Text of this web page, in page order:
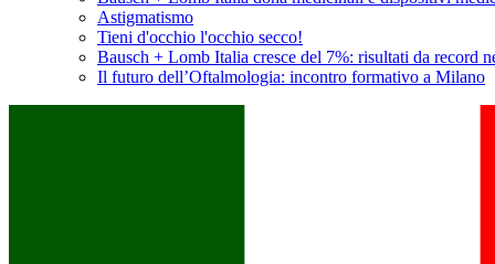
Astigmatismo
Tieni d'occhio l'occhio secco!
Bausch + Lomb Italia cresce del 7%: risultati da record
Il futuro dell’Oftalmologia: incontro formativo a Milano